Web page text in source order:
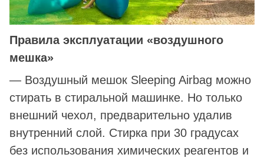
Правила эксплуатации «воздушного
мешка»
— Воздушный мешок Sleeping Airbag можно
стирать в стиральной машинке. Но только
внешний чехол, предварительно удалив
внутренний слой. Стирка при 30 градусах
без использования химических реагентов и